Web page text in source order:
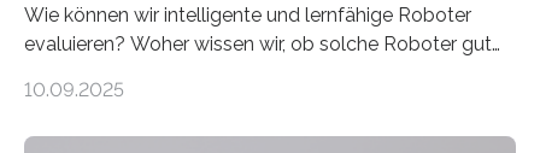
Wie können wir intelligente und lernfähige Roboter
evaluieren? Woher wissen wir, ob solche Roboter gut
sich CAVECORE – ein neues Marie Skłodowska-Curie
10.09.2025